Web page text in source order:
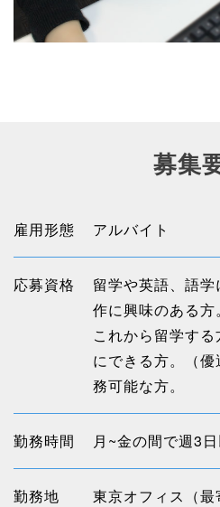
募集
雇用形態 アルバイト
応募資格
留学や英語、語
作に興味のある
これから留学す
にできる方。（
務可能な方。
勤務時間 月~金の間で週3日
勤務地 東京オフィス（最